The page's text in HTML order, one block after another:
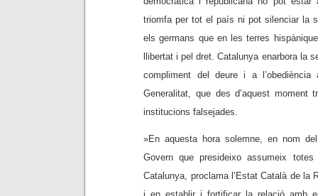
triomfa per tot el país ni pot silenciar la
els germans que en les terres
llibertat i pel dret. Catalunya enarbora la
compliment del deure i a
Generalitat, que des d’aquest moment
institucions falsejades.
»En aquesta hora solemne, en nom
Govern que presideixo assumeix
Catalunya, proclama l’Estat Català de la